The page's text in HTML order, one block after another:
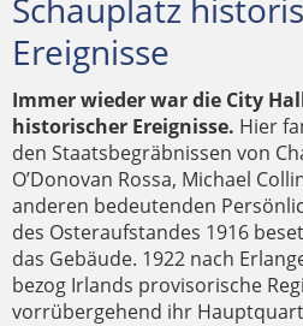
Schauplatz
Ereignisse
Immer wieder war die City
historischer Ereignisse. Hier
den Staatsbegräbnissen von
O’Donovan Rossa, Michael
anderen bedeutenden
des Osteraufstandes 1916
das Gebäude. 1922 nach
bezog Irlands provisorische
vorrübergehend ihr